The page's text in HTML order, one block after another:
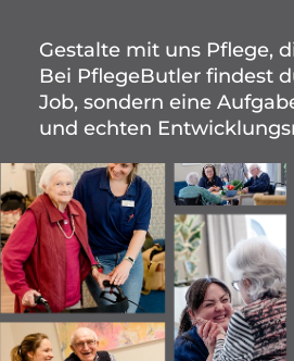
Karriere
Kontakt
PflegeButler.de
Gestalte mit uns Pflege,
Bei PflegeButler findest
Job, sondern eine
und echten